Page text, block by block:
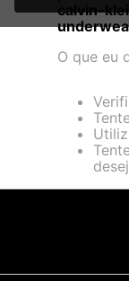
nosso Aviso de
fornecer a você
entre outros, a
Cookies acesse
calvin-
O que eu